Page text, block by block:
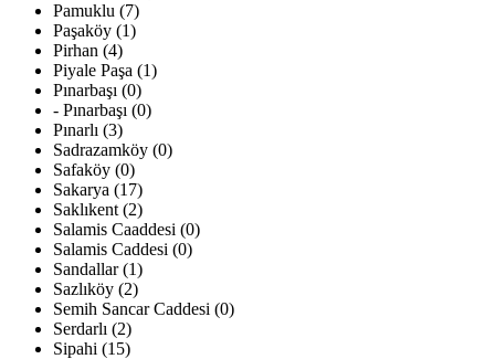
Pamuklu (7)
Paşaköy (1)
Pirhan (4)
Piyale Paşa (1)
Pınarbaşı (0)
- Pınarbaşı (0)
Pınarlı (3)
Sadrazamköy (0)
Safaköy (0)
Sakarya (17)
Saklıkent (2)
Salamis Caaddesi (0)
Salamis Caddesi (0)
Sandallar (1)
Sazlıköy (2)
Semih Sancar Caddesi (0)
Serdarlı (2)
Sipahi (15)